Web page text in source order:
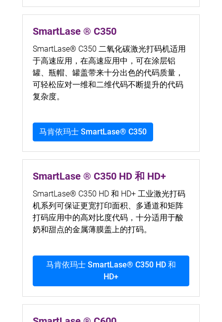
SmartLase ® C350
SmartLase® C350 二氧化碳激光打码机适用
于高速应用，在高速应用中，可在涂层铝
罐、瓶帽、罐盖带来十分出色的代码质量，
可轻松应对一维和二维代码不断提升的代码
复杂度。
马肯依玛士 SmartLase® C350
SmartLase ® C350 HD 和 HD+
SmartLase® C350 HD 和 HD+ 工业激光打码
机系列可保证更宽打印面积、多通道和矩阵
打码应用中的高对比度代码，十分适用于酸
奶和甜点的金属薄膜盖上的打码。
马肯依玛士 SmartLase® C350 HD 和
HD+